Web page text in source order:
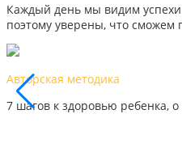
Каждый день мы видим
поэтому уверены, что сможем
Наши результаты
Каждый день мы видим успехи